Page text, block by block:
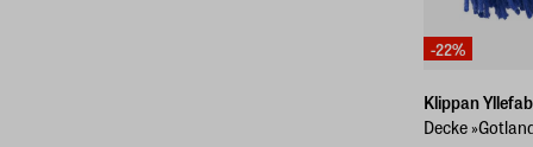
-22%
Klippan
Decke